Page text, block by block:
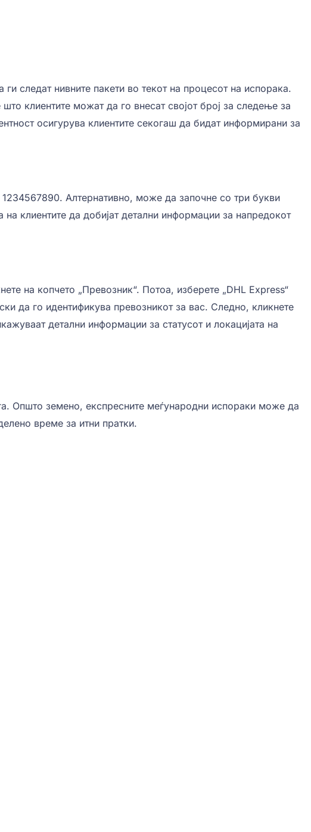
следат нивните пакети во текот на процесот на испорака.
клиентите можат да го внесат својот број за следење за
осигурува клиентите секогаш да бидат информирани за
Алтернативно, може да започне со три букви
клиентите да добијат детални информации за напредокот
на копчето „Превозник“. Потоа, изберете „DHL Express“
да го идентификува превозникот за вас. Следно, кликнете
детални информации за статусот и локацијата на
Општо земено, експресните меѓународни испораки може да
време за итни пратки.